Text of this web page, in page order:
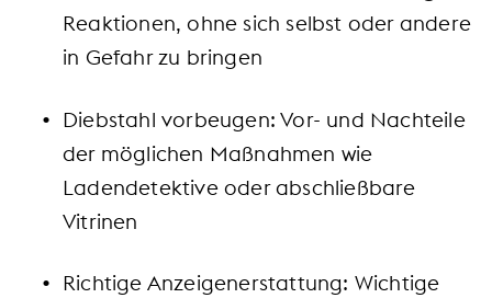
Reaktionen, ohne sich selbst oder andere
in Gefahr zu bringen
Diebstahl vorbeugen: Vor- und Nachteile
der möglichen Maßnahmen wie
Ladendetektive oder abschließbare
Vitrinen
Richtige Anzeigenerstattung: Wichtige